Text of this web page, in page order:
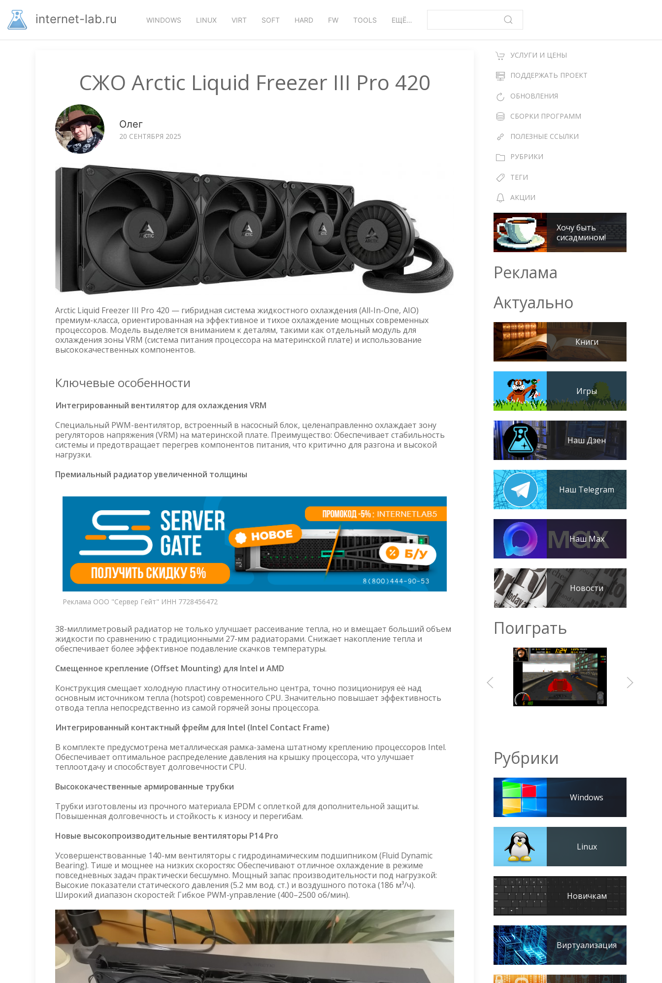
основномуinternet-lab.ru WINDOWS LINUX VIRT SOFT HARD FW TOOLS ЕЩЁ…
СЖО Arctic Liquid Freezer III Pro 420
Олег
20 СЕНТЯБРЯ 2025
Arctic Liquid Freezer III Pro 420 — гибридная система жидкостного охлаждения (All-In-One, AIO)
премиум-класса, ориентированная на эффективное и тихое охлаждение мощных современных
процессоров. Модель выделяется вниманием к деталям, такими как отдельный модуль для
охлаждения зоны VRM (система питания процессора на материнской плате) и использование
высококачественных компонентов.
Ключевые особенности
Интегрированный вентилятор для охлаждения VRM
Специальный PWM-вентилятор, встроенный в насосный блок, целенаправленно охлаждает зону
регуляторов напряжения (VRM) на материнской плате. Преимущество: Обеспечивает стабильность
системы и предотвращает перегрев компонентов питания, что критично для разгона и высокой
нагрузки.
Премиальный радиатор увеличенной толщины
Реклама ООО "Сервер Гейт" ИНН 7728456472
38-миллиметровый радиатор не только улучшает рассеивание тепла, но и вмещает больший объем
жидкости по сравнению с традиционными 27-мм радиаторами. Снижает накопление тепла и
обеспечивает более эффективное подавление скачков температуры.
Смещенное крепление (Offset Mounting) для Intel и AMD
Конструкция смещает холодную пластину относительно центра, точно позиционируя её над
основным источником тепла (hotspot) современного CPU. Значительно повышает эффективность
отвода тепла непосредственно из самой горячей зоны процессора.
Интегрированный контактный фрейм для Intel (Intel Contact Frame)
В комплекте предусмотрена металлическая рамка-замена штатному креплению процессоров Intel.
Обеспечивает оптимальное распределение давления на крышку процессора, что улучшает
теплоотдачу и способствует долговечности CPU.
Высококачественные армированные трубки
Трубки изготовлены из прочного материала EPDM с оплеткой для дополнительной защиты.
Повышенная долговечность и стойкость к износу и перегибам.
Новые высокопроизводительные вентиляторы P14 Pro
Усовершенствованные 140-мм вентиляторы с гидродинамическим подшипником (Fluid Dynamic
Bearing). Тише и мощнее на низких скоростях: Обеспечивают отличное охлаждение в режиме
повседневных задач практически бесшумно. Мощный запас производительности под нагрузкой:
Высокие показатели статического давления (5.2 мм вод. ст.) и воздушного потока (186 м³/ч).
Широкий диапазон скоростей: Гибкое PWM-управление (400–2500 об/мин).
УСЛУГИ И ЦЕНЫ
ПОДДЕРЖАТЬ ПРОЕКТ
ОБНОВЛЕНИЯ
СБОРКИ ПРОГРАММ
ПОЛЕЗНЫЕ ССЫЛКИ
РУБРИКИ
ТЕГИ
АКЦИИ
Хочу быть
сисадмином!
Реклама
Актуально
Книги
Игры
Наш Дзен
Наш Telegram
Наш Max
Новости
Поиграть
Рубрики
Windows
Linux
Новичкам
Виртуализация